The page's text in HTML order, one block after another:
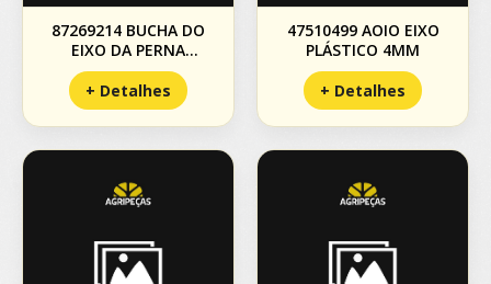
87269214 BUCHA DO
EIXO DA PERNA
TRASEIRA
+ Detalhes
47510499 AOIO EIXO
PLÁSTICO 4MM
+ Detalhes